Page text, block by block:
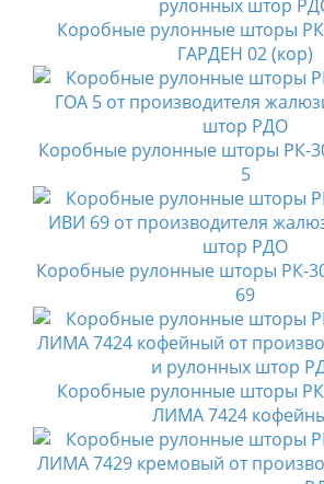
Коробные рулонные шторы
ГАРДЕН 02 (кор)
Коробные рулонные шторы РК-
5
Коробные рулонные шторы РК-
69
Коробные рулонные шторы
ЛИМА 7424